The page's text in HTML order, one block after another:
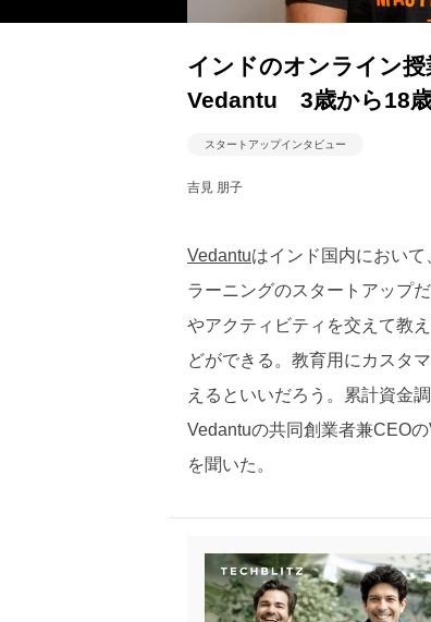
インドのオンライン
Vedantu 3歳から18
スタートアップインタビュー
吉見 朋子
Vedantuはインド国内におい
ラーニングのスタートアップ
やアクティビティを交えて教
どができる。教育用にカスタ
えるといいだろう。累計資金
Vedantuの共同創業者兼CEO
を聞いた。